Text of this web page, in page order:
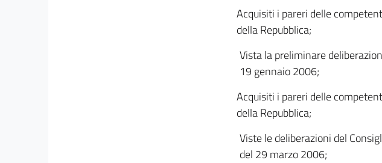
Acquisiti i pareri delle
della Repubblica;
Vista la preliminare
19 gennaio 2006;
Acquisiti i pareri delle
della Repubblica;
Viste le deliberazioni del
del 29 marzo 2006;